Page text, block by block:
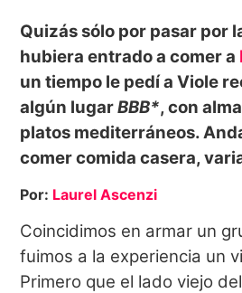
Quizás sólo por pasar por
hubiera entrado a comer a
un tiempo le pedí a Viole
algún lugarBBB*, con
platos mediterráneos.
comer comida casera,
Por: Laurel Ascenzi
Coincidimos en armar un
fuimos a la experiencia un
Primero que el lado viejo